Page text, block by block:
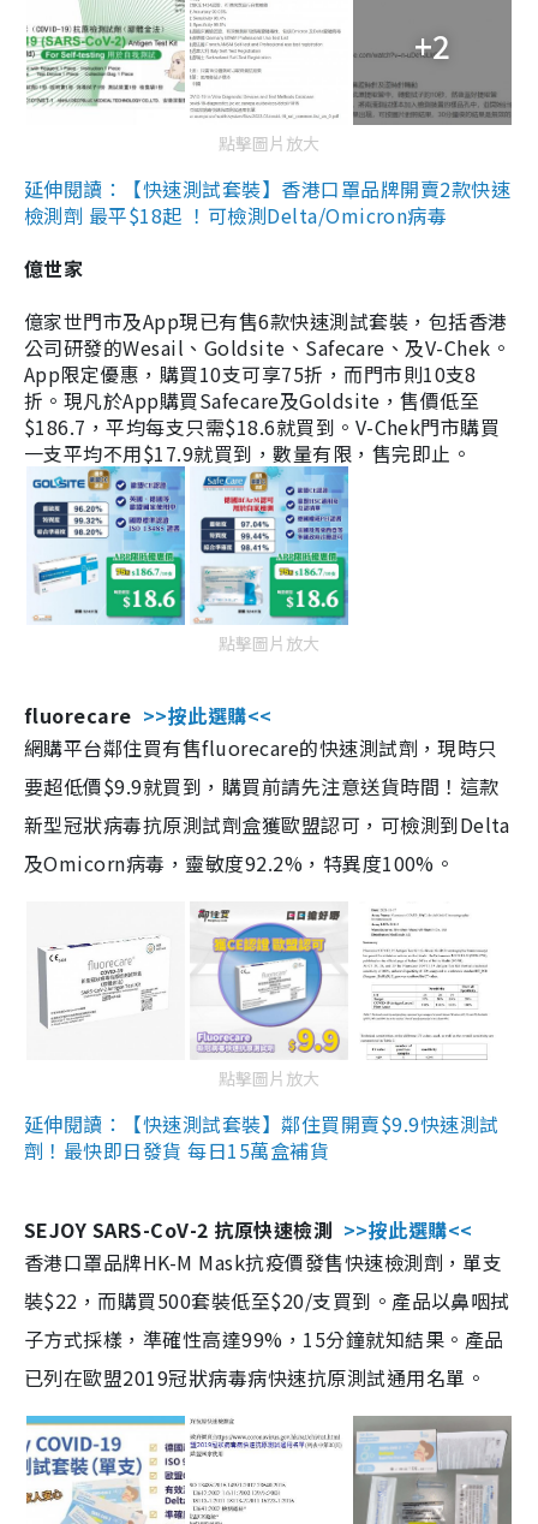
+2
點擊圖片放大
延伸閱讀：【快速測試套裝】香港口罩品牌開賣2款快速
檢測劑 最平$18起 ！可檢測Delta/Omicron病毒
億世家
億家世門市及App現已有售6款快速測試套裝，包括香港
公司研發的Wesail、Goldsite、Safecare、及V-Chek。
App限定優惠，購買10支可享75折，而門市則10支8
折。現凡於App購買Safecare及Goldsite，售價低至
$186.7，平均每支只需$18.6就買到。V-Chek門市購買
一支平均不用$17.9就買到，數量有限，售完即止。
點擊圖片放大
fluorecare >>按此選購<<
網購平台鄰住買有售fluorecare的快速測試劑，現時只
要超低價$9.9就買到，購買前請先注意送貨時間！這款
新型冠狀病毒抗原測試劑盒獲歐盟認可，可檢測到Delta
及Omicorn病毒，靈敏度92.2%，特異度100%。
點擊圖片放大
延伸閱讀：【快速測試套裝】鄰住買開賣$9.9快速測試
劑！最快即日發貨 每日15萬盒補貨
SEJOY SARS-CoV-2 抗原快速檢測 >>按此選購<<
香港口罩品牌HK-M Mask抗疫價發售快速檢測劑，單支
裝$22，而購買500套裝低至$20/支買到。產品以鼻咽拭
子方式採樣，準確性高達99%，15分鐘就知結果。產品
已列在歐盟2019冠狀病毒病快速抗原測試通用名單。